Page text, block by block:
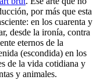
por más que esta
en los cuarenta y
desde la ironía, contra
eternos de la
(escondida) en los
de la vida cotidiana y
y animales.